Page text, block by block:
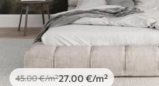
45.00€/m²27 .00 €/m²